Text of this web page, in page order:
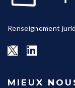
Renseignement
MIEUX